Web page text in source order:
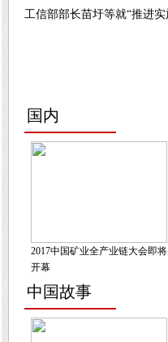
工信部部长苗圩等就“推进实